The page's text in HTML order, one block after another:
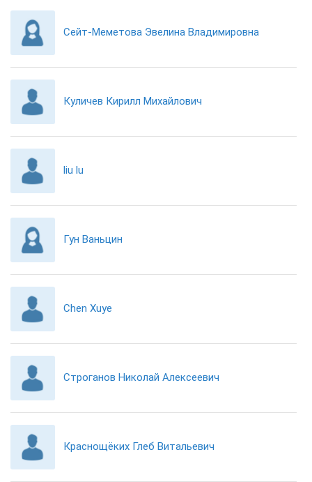
Сейт-Меметова Эвелина Владимировна
Куличев Кирилл Михайлович
liu lu
Гун Ваньцин
Chen Xuye
Строганов Николай Алексеевич
Краснощёких Глеб Витальевич